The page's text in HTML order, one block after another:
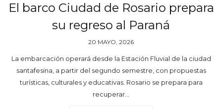
El barco Ciudad de Rosario prepara
su regreso al Paraná
20 MAYO, 2026
La embarcación operará desde la Estación Fluvial de la ciudad
santafesina, a partir del segundo semestre, con propuestas
turísticas, culturales y educativas. Rosario se prepara para
recuperar…